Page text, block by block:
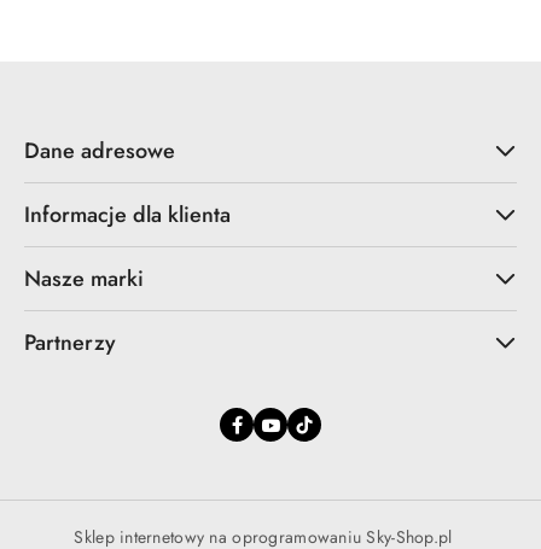
Dane adresowe
Informacje dla klienta
Nasze marki
Partnerzy
Sklep internetowy na oprogramowaniu Sky-Shop.pl